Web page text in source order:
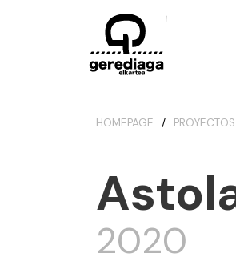
HOMEPAGE PROYECTOS
2020